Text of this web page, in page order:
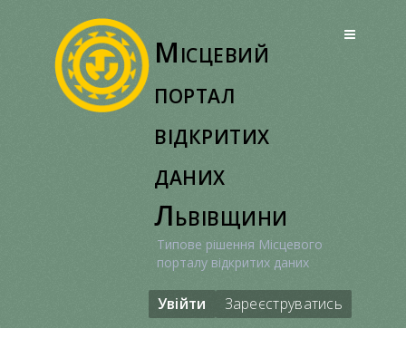
Місцевий
портал
відкритих
даних
Львівщини
Типове рішення Місцевого
порталу відкритих даних
Увійти Зареєструватись